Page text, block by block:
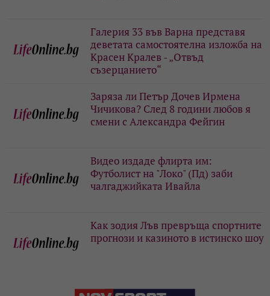
Галерия 33 във Варна представя
деветата самостоятелна изложба на
Красен Кралев - „Отвъд
съзерцанието“
Заряза ли Петър Дочев Ирмена
Чичикова? След 8 години любов я
смени с Александра Фейгин
Видео издаде флирта им:
Футболист на "Локо" (Пд) заби
чалгаджийката Ивайла
Как зодия Лъв превръща спортните
прогнози и казиното в истинско шоу